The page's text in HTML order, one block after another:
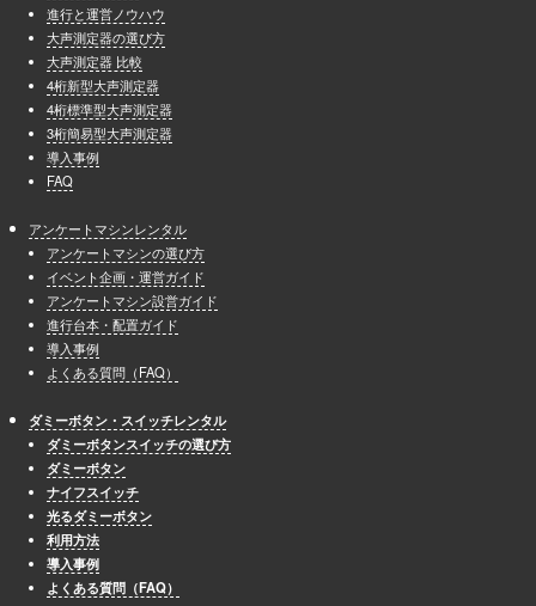
進行と運営ノウハウ
大声測定器の選び方
大声測定器 比較
4桁新型大声測定器
4桁標準型大声測定器
3桁簡易型大声測定器
導入事例
FAQ
アンケートマシンレンタル
アンケートマシンの選び方
イベント企画・運営ガイド
アンケートマシン設営ガイド
進行台本・配置ガイド
導入事例
よくある質問（FAQ）
ダミーボタン・スイッチレンタル
ダミーボタンスイッチの選び方
ダミーボタン
ナイフスイッチ
光るダミーボタン
利用方法
導入事例
よくある質問（FAQ）